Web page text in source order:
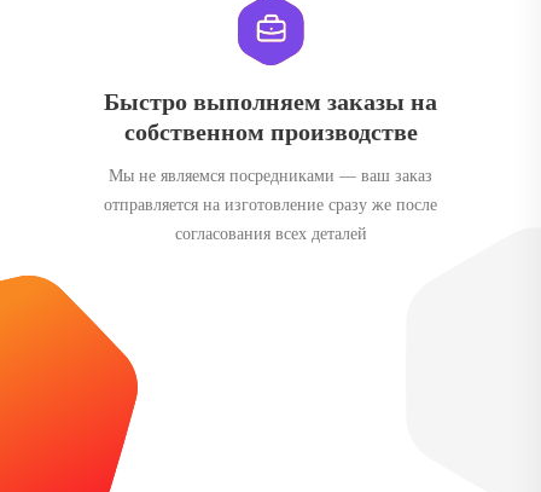
Быстро выполняем заказы на
собственном производстве
Мы не являемся посредниками — ваш заказ
отправляется на изготовление сразу же после
согласования всех деталей